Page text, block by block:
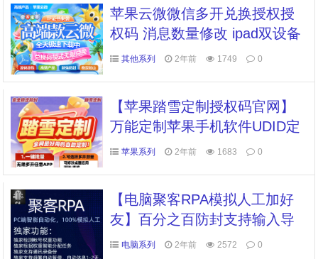
频一键转发上传
苹果云微微信多开兑换授权授
权码 消息数量修改 ipad双设备
登录 微信密友 虚拟定位全球穿
其他系列 2年前 1749 0
【苹果踏雪定制授权码官网】
万能定制苹果手机软件UDID定
制证书版本永久不掉独家定制
苹果系列 2年前 1683 0
【电脑聚客RPA模拟人工加好
友】百分之百防封支持输入导
入支持手机号微信号QQ号支持
电脑系列 2年前 2572 0